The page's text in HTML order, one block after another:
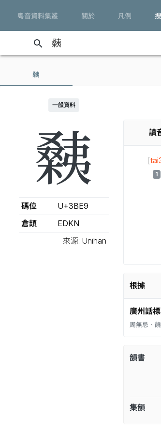
粵音資料集叢 關於 凡例
search
㯩
一般資料
㯩
碼位
U+3BE9
倉頡
EDKN
來源: Unihan
讀
[
1
根據
廣州話
周無忌、
韻書
集韻